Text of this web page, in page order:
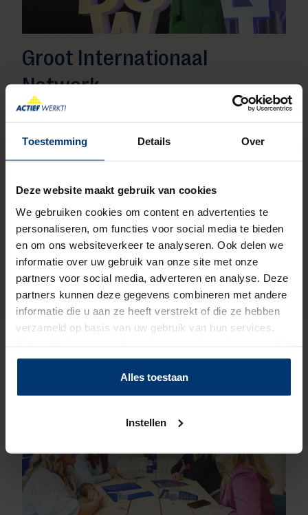
Toestemming Details Over
Deze website maakt gebruik van cookies
We gebruiken cookies om content en advertenties te
personaliseren, om functies voor social media te bieden
en om ons websiteverkeer te analyseren. Ook delen we
informatie over uw gebruik van onze site met onze
partners voor social media, adverteren en analyse. Deze
partners kunnen deze gegevens combineren met andere
informatie die u aan ze heeft verstrekt of die ze hebben
verzameld op basis van uw gebruik van hun services.
u liever geen cookies, klik dan op "instellen". Op onze
kunt u meer lezen over onze cookies.
Alles toestaan
Instellen
Groot Internationaal
Netwerk
uitzendbranche. We zijn onderdeel van de Actief
uitzendbureaus. De Actief Group heeft een
België, Duitsland, Denemarken en Oostenrijk. Lees
hier meer over ons.
Lees meer